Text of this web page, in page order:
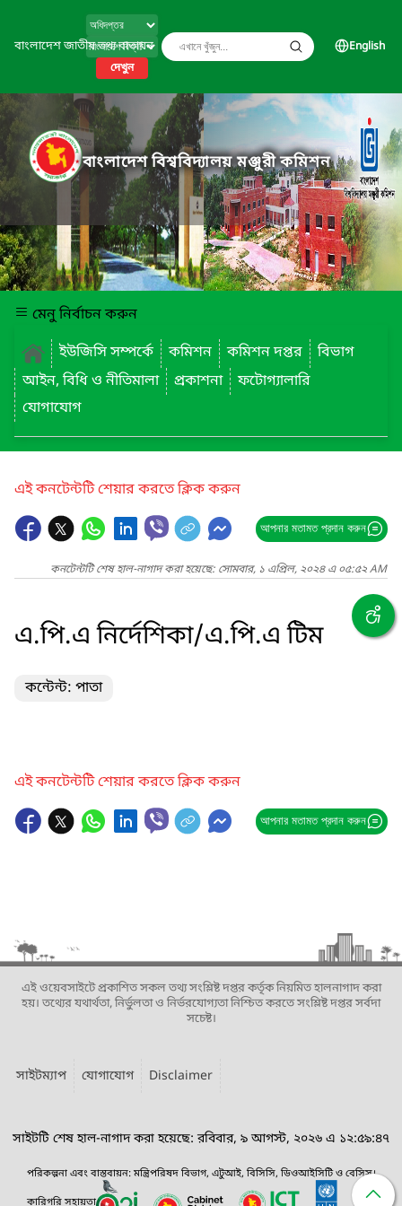
বাংলাদেশ জাতীয় তথ্য বাতায়ন
দেখুন
English
বাংলাদেশ বিশ্ববিদ্যালয় মঞ্জুরী কমিশন
মেনু নির্বাচন করুন
ইউজিসি সম্পর্কে
কমিশন কমিশন দপ্তর
বিভাগ
আইন, বিধি ও নীতিমালা
প্রকাশনা
ফটোগ্যালারি
যোগাযোগ
এই কনটেন্টটি শেয়ার করতে ক্লিক করুন
আপনার মতামত প্রদান করুন
কনটেন্টটি শেষ হাল-নাগাদ করা হয়েছে: সোমবার, ১ এপ্রিল, ২০২৪ এ ০৫:৫২ AM
এ.পি.এ নির্দেশিকা/এ.পি.এ টিম
কন্টেন্ট: পাতা
এই কনটেন্টটি শেয়ার করতে ক্লিক করুন
আপনার মতামত প্রদান করুন
এই ওয়েবসাইটে প্রকাশিত সকল তথ্য সংশ্লিষ্ট দপ্তর কর্তৃক নিয়মিত হালনাগাদ করা
হয়। তথ্যের যথার্থতা, নির্ভুলতা ও নির্ভরযোগ্যতা নিশ্চিত করতে সংশ্লিষ্ট দপ্তর সর্বদা
সচেষ্ট।
সাইটম্যাপ যোগাযোগ Disclaimer
সাইটটি শেষ হাল-নাগাদ করা হয়েছে: রবিবার, ৯ আগস্ট, ২০২৬ এ ১২:৫৯:৪৭
পরিকল্পনা এবং বাস্তবায়ন: মন্ত্রিপরিষদ বিভাগ, এটুআই, বিসিসি, ডিওআইসিটি ও বেসিস।
কারিগরি সহায়তা